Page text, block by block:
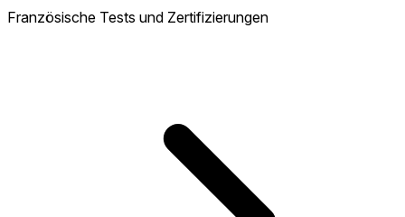
Französische Tests und Zertifizierungen